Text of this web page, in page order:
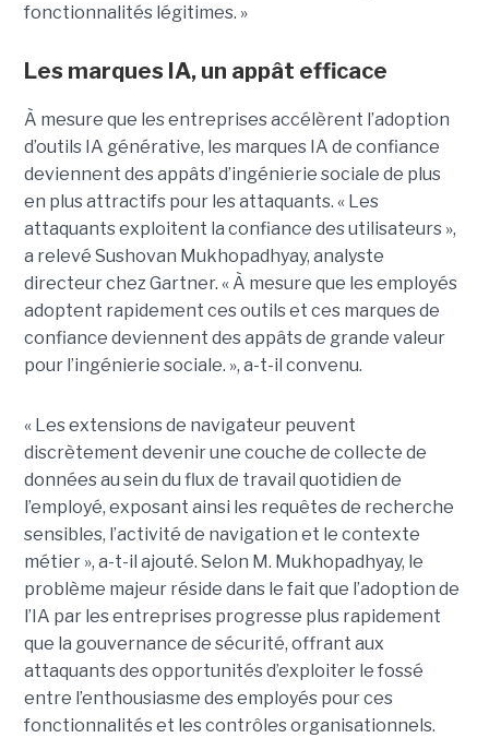
fonctionnalités légitimes. »
Les marques IA, un appât efficace
À mesure que les entreprises accélèrent l’adoption
d’outils IA générative, les marques IA de confiance
deviennent des appâts d’ingénierie sociale de plus
en plus attractifs pour les attaquants. « Les
attaquants exploitent la confiance des utilisateurs »,
a relevé Sushovan Mukhopadhyay, analyste
directeur chez Gartner. « À mesure que les employés
adoptent rapidement ces outils et ces marques de
confiance deviennent des appâts de grande valeur
pour l’ingénierie sociale. », a-t-il convenu.
« Les extensions de navigateur peuvent
discrètement devenir une couche de collecte de
données au sein du flux de travail quotidien de
l’employé, exposant ainsi les requêtes de recherche
sensibles, l’activité de navigation et le contexte
métier », a-t-il ajouté. Selon M. Mukhopadhyay, le
problème majeur réside dans le fait que l’adoption de
l’IA par les entreprises progresse plus rapidement
que la gouvernance de sécurité, offrant aux
attaquants des opportunités d’exploiter le fossé
entre l’enthousiasme des employés pour ces
fonctionnalités et les contrôles organisationnels.